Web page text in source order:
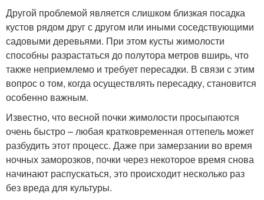
Другой проблемой является слишком близкая посадка
кустов рядом друг с другом или иными соседствующими
садовыми деревьями. При этом кусты жимолости
способны разрастаться до полутора метров вширь, что
также неприемлемо и требует пересадки. В связи с этим
вопрос о том, когда осуществлять пересадку, становится
особенно важным.
Известно, что весной почки жимолости просыпаются
очень быстро – любая кратковременная оттепель может
разбудить этот процесс. Даже при замерзании во время
ночных заморозков, почки через некоторое время снова
начинают распускаться, это происходит несколько раз
без вреда для культуры.